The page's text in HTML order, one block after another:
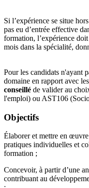
Si l’expérience se situe
pas eu d’entrée effective
formation, l’expérience
mois dans la spécialité,
Pour les candidats n'ayant
domaine en rapport avec
conseillé de valider au
l'emploi) ou AST106
Objectifs
Élaborer et mettre en
pratiques individuelles et
formation ;
Concevoir, à partir d’une
contribuant au